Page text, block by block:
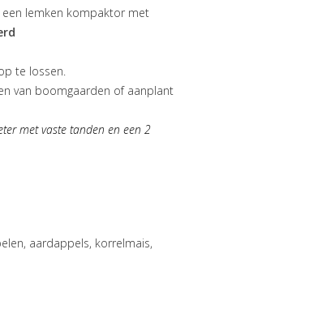
lemken kompaktor met
te lossen.
van boomgaarden of aanplant
met vaste tanden en een 2